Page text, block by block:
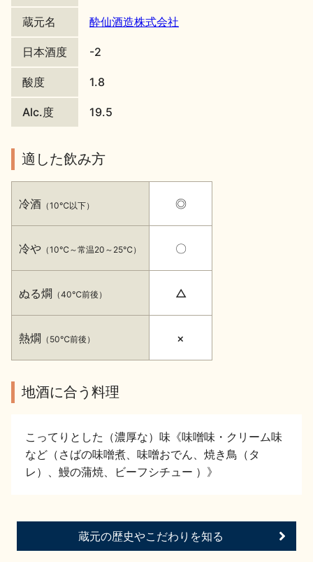
イベント情報TOP 新商品・おすすめ商品
美味しい地酒の選び方
蔵元名 酔仙酒造株式会社
日本酒度 -2
酸度 1.8
Alc.度 19.5
適した飲み方
冷酒 （10℃以下）
冷や （10℃～常温20～25℃）
ぬる燗 （40℃前後）
熱燗 （50℃前後）
◎
〇
△
×
地酒に合う料理
こってりとした（濃厚な）味《味噌味・クリーム味
など（さばの味噌煮、味噌おでん、焼き鳥（タ
レ）、鰻の蒲焼、ビーフシチュー ）》
蔵元の歴史やこだわりを知る